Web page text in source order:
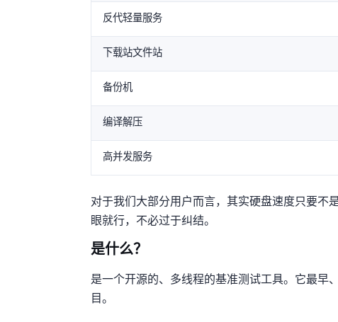
反代/轻量服务
下载站/文件站
备份机
编译/解压/npm/pip
高并发服务
对于我们大部分用户而言，其实硬盘速度只要不是太
眼就行，不必过于纠结。
Sysbench是什么？
Sysbench是一个开源的、多线程的基准测试工具。它
目。